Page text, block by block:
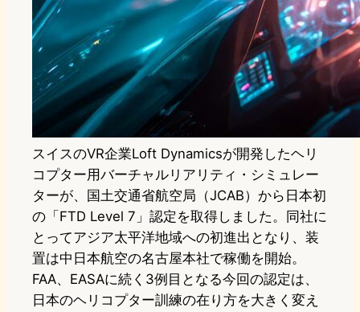
スイスのVR企業Loft Dynamicsが開発したヘリ
コプター用バーチャルリアリティ・シミュレー
ターが、国土交通省航空局（JCAB）から日本初
の「FTD Level 7」認定を取得しました。同社に
とってアジア太平洋地域への初進出となり、装
置は中日本航空の名古屋本社で稼働を開始。
FAA、EASAに続く3例目となる今回の認定は、
日本のヘリコプター訓練の在り方を大きく変え